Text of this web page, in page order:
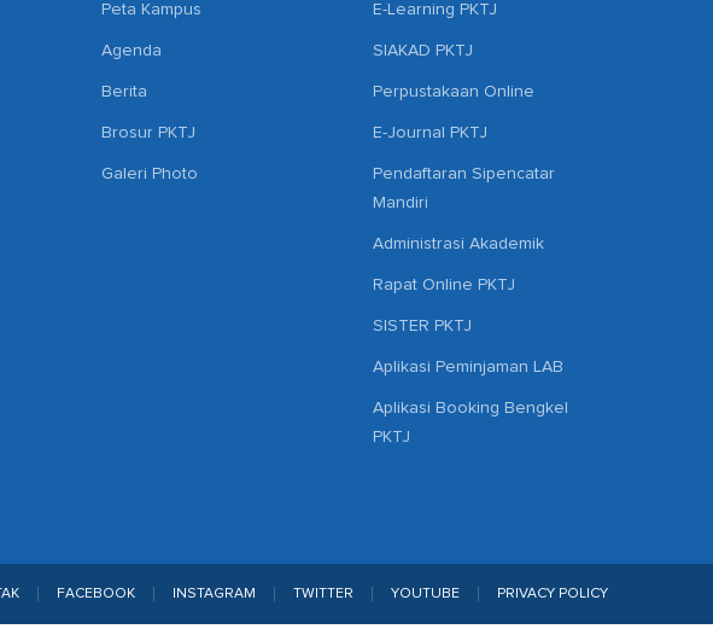
Peta Kampus
Agenda
Berita
Brosur PKTJ
Galeri Photo
E-Learning PKTJ
SIAKAD PKTJ
Perpustakaan Online
E-Journal PKTJ
Pendaftaran Sipencatar
Mandiri
Administrasi Akademik
Rapat Online PKTJ
SISTER PKTJ
Aplikasi Peminjaman LAB
Aplikasi Booking Bengkel
PKTJ
FACEBOOK INSTAGRAM TWITTER YOUTUBE PRIVACY POLICY